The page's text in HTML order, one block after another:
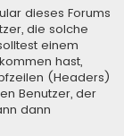
dieses Forums
die solche
einem
hast,
(Headers)
Benutzer, der
dann